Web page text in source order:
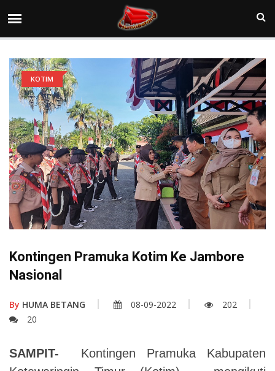
KOTIM
Kontingen Pramuka Kotim Ke Jambore
Nasional
By HUMA BETANG 08-09-2022
202
20
SAMPIT- Kontingen Pramuka Kabupaten